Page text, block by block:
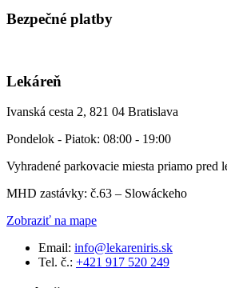
Bezpečné platby
Lekáreň
Ivanská cesta 2, 821 04 Bratislava
Pondelok - Piatok: 08:00 - 19:00
Vyhradené parkovacie miesta priamo pred
MHD zastávky: č.63 – Slowáckeho
Zobraziť na mape
Email: info@lekareniris.sk
Tel. č.: +421 917 520 249